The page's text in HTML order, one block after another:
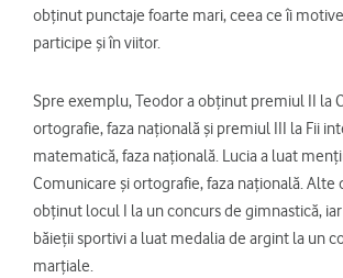
obținut punctaje foarte mari, ceea ce îi
participe și în viitor.
Spre exemplu, Teodor a obținut premiul II la
ortografie, faza națională și premiul III la Fii
matematică, faza națională. Lucia a luat
Comunicare și ortografie, faza națională. Alte
obținut locul I la un concurs de gimnastică,
băieții sportivi a luat medalia de argint la un
marțiale.